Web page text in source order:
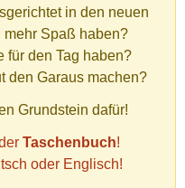
in den neuen
mehr Spaß haben?
für den Tag haben?
den Garaus machen?
Grundstein dafür!
Taschenbuch!
oder Englisch!